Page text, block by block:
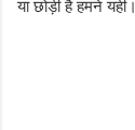
या छोड़ी है हमने यही।